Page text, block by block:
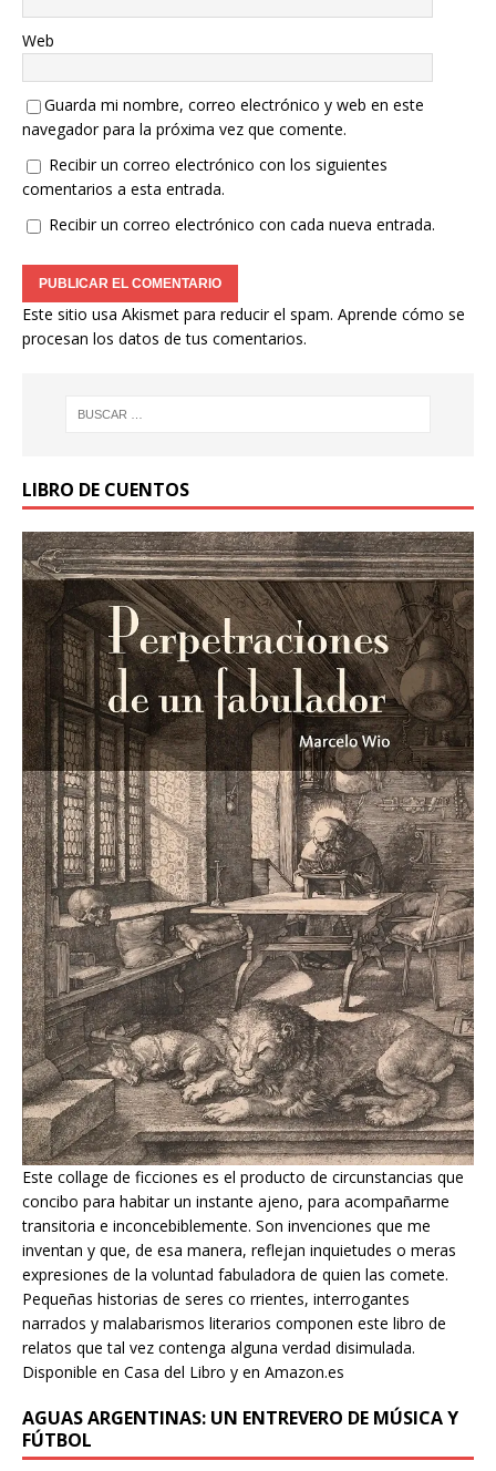
Web
Guarda mi nombre, correo electrónico y web en este
navegador para la próxima vez que comente.
Recibir un correo electrónico con los siguientes
comentarios a esta entrada.
Recibir un correo electrónico con cada nueva entrada.
Este sitio usa Akismet para reducir el spam. Aprende cómo se
procesan los datos de tus comentarios.
LIBRO DE CUENTOS
Este collage de ficciones es el producto de circunstancias que
concibo para habitar un instante ajeno, para acompañarme
transitoria e inconcebiblemente. Son invenciones que me
inventan y que, de esa manera, reflejan inquietudes o meras
expresiones de la voluntad fabuladora de quien las comete.
Pequeñas historias de seres co rrientes, interrogantes
narrados y malabarismos literarios componen este libro de
relatos que tal vez contenga alguna verdad disimulada.
Disponible en Casa del Libro y en Amazon.es
AGUAS ARGENTINAS: UN ENTREVERO DE MÚSICA Y
FÚTBOL